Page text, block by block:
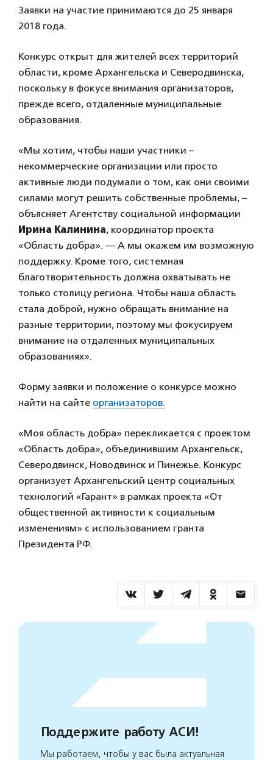
Заявки на участие принимаются до 25 января
2018 года.
Конкурс открыт для жителей всех территорий
области, кроме Архангельска и Северодвинска,
поскольку в фокусе внимания организаторов,
прежде всего, отдаленные муниципальные
образования.
«Мы хотим, чтобы наши участники –
некоммерческие организации или просто
активные люди подумали о том, как они своими
силами могут решить собственные проблемы, –
объясняет Агентству социальной информации
Ирина Калинина, координатор проекта
«Область добра». — А мы окажем им возможную
поддержку. Кроме того, системная
благотворительность должна охватывать не
только столицу региона. Чтобы наша область
стала доброй, нужно обращать внимание на
разные территории, поэтому мы фокусируем
внимание на отдаленных муниципальных
образованиях».
Форму заявки и положение о конкурсе можно
найти на сайте организаторов.
«Моя область добра» перекликается с проектом
«Область добра», объединившим Архангельск,
Северодвинск, Новодвинск и Пинежье. Конкурс
организует Архангельский центр социальных
технологий «Гарант» в рамках проекта «От
общественной активности к социальным
изменениям» с использованием гранта
Президента РФ.
Поддержите работу АСИ!
Мы работаем, чтобы у вас была актуальная